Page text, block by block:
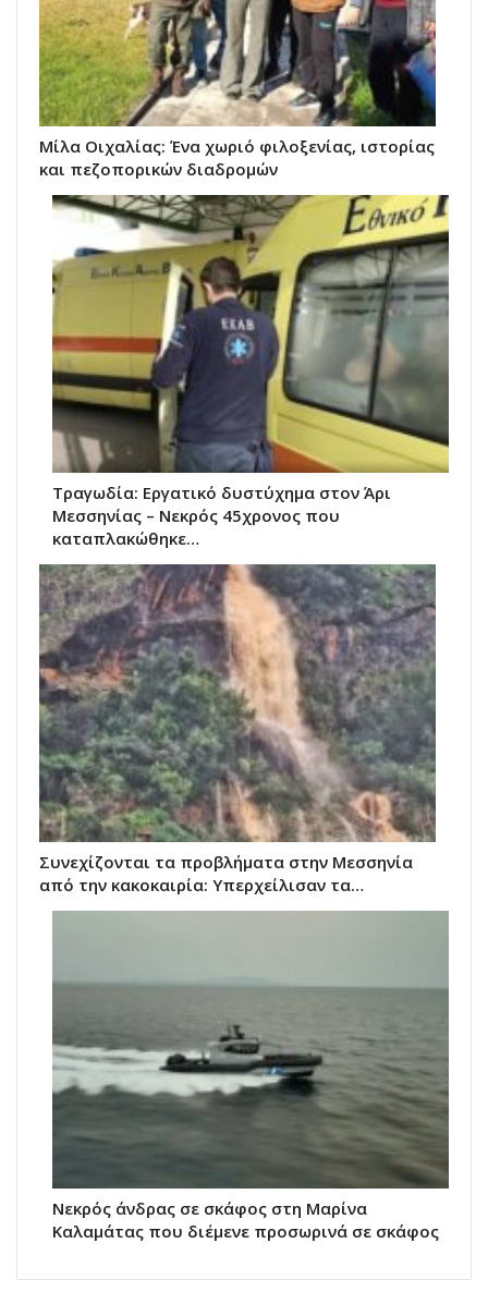
Μίλα Οιχαλίας: Ένα χωριό φιλοξενίας, ιστορίας
και πεζοπορικών διαδρομών
Τραγωδία: Εργατικό δυστύχημα στον Άρι
Μεσσηνίας – Νεκρός 45χρονος που
καταπλακώθηκε…
Συνεχίζονται τα προβλήματα στην Μεσσηνία
από την κακοκαιρία: Υπερχείλισαν τα…
Νεκρός άνδρας σε σκάφος στη Μαρίνα
Καλαμάτας που διέμενε προσωρινά σε σκάφος